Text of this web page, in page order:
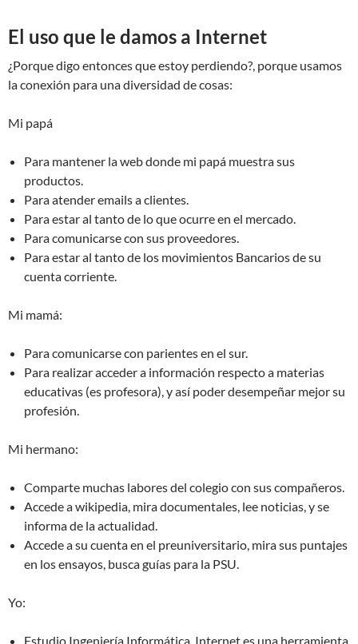
El uso que le damos a Internet
¿Porque digo entonces que estoy perdiendo?, porque usamos
la conexión para una diversidad de cosas:
Mi papá
Para mantener la web donde mi papá muestra sus
productos.
Para atender emails a clientes.
Para estar al tanto de lo que ocurre en el mercado.
Para comunicarse con sus proveedores.
Para estar al tanto de los movimientos Bancarios de su
cuenta corriente.
Mi mamá:
Para comunicarse con parientes en el sur.
Para realizar acceder a información respecto a materias
educativas (es profesora), y así poder desempeñar mejor su
profesión.
Mi hermano:
Comparte muchas labores del colegio con sus compañeros.
Accede a wikipedia, mira documentales, lee noticias, y se
informa de la actualidad.
Accede a su cuenta en el preuniversitario, mira sus puntajes
en los ensayos, busca guías para la PSU.
Yo:
Estudio Ingeniería Informática. Internet es una herramienta